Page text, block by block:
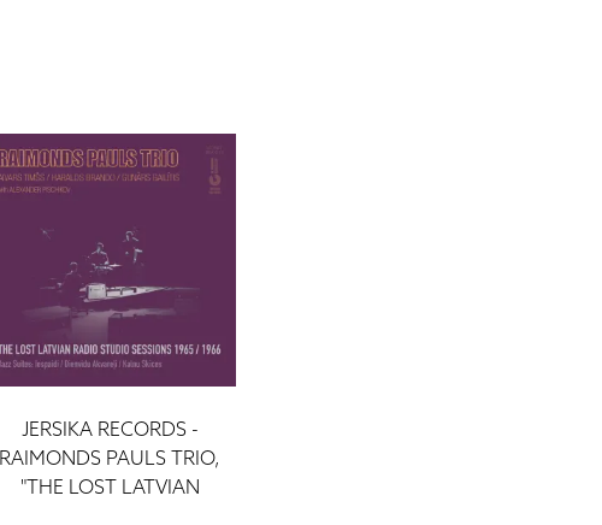
JERSIKA RECORDS -
RAIMONDS PAULS TRIO,
"THE LOST LATVIAN